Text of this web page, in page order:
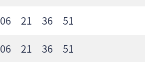
06 21 36 51
06 21 36 51